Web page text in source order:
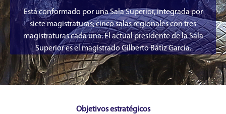
Está conformado por una Sala Superior, integrada por
siete magistraturas; cinco salas regionales con tres
magistraturas cada una. El actual presidente de la Sala
Superior es el magistrado Gilberto Bátiz García.
Objetivos estratégicos